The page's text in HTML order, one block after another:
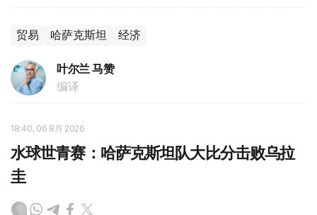
贸易 哈萨克斯坦 经济
叶尔兰 马赞
编译
18:40, 06 8月 2026
水球世青赛：哈萨克斯坦队大比分击败乌拉
圭